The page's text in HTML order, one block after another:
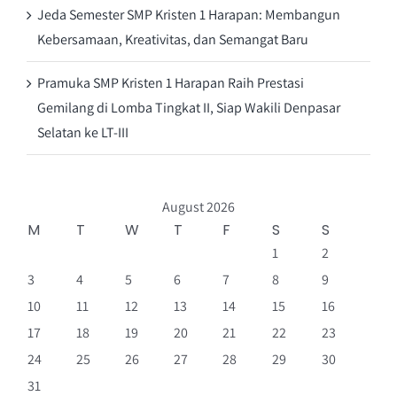
Jeda Semester SMP Kristen 1 Harapan: Membangun
Kebersamaan, Kreativitas, dan Semangat Baru
Pramuka SMP Kristen 1 Harapan Raih Prestasi
Gemilang di Lomba Tingkat II, Siap Wakili Denpasar
Selatan ke LT-III
August 2026
M T W T F S S
1
2
3
4 5 6 7 8
9
10
11 12 13 14 15
16
17
18 19 20 21 22
23
24
25 26 27 28 29
30
31